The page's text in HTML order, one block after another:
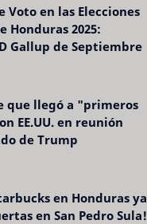
Voto en las Elecciones
Honduras 2025:
Gallup de Septiembre
que llegó a "primeros
EE.UU. en reunión
de Trump
en Honduras ya
en San Pedro Sula!